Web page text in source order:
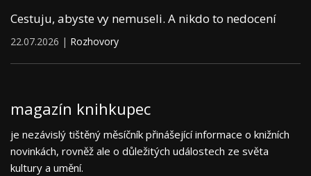
Cestuju, abyste vy nemuseli. A nikdo to nedocení
22.07.2026 | Rozhovory
magazín knihkupec
je nezávislý tištěný měsíčník přinášející informace o knižních
novinkách, rovněž ale o důležitých událostech ze světa
kultury a umění.